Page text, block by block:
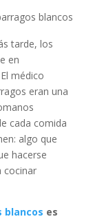
tarde, los
en
médico
eran una
cada comida
algo que
hacerse
cocinar
blancos es